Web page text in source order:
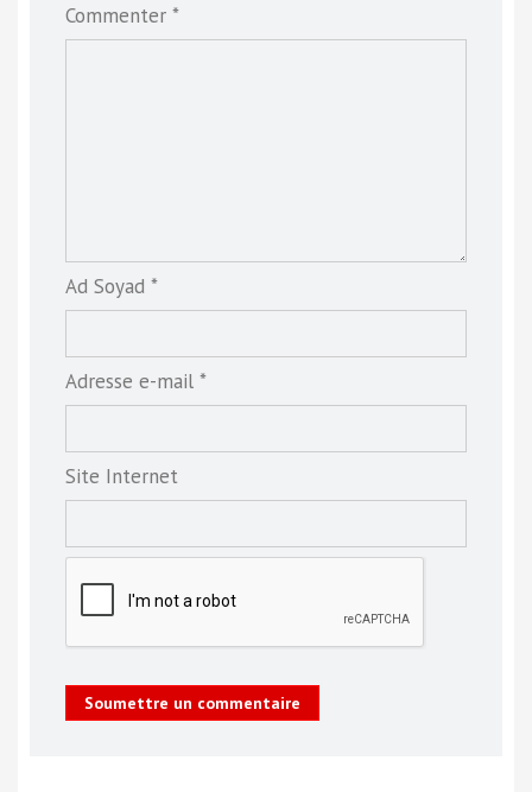
Commenter *
Ad Soyad *
Adresse e-mail *
Site Internet
Soumettre un commentaire